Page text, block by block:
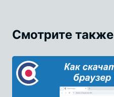
Смотрите также